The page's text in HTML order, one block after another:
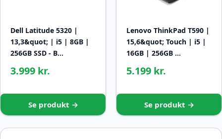
Dell Latitude 5320 |
13,3&quot; | i5 | 8GB |
256GB SSD - B…
3.999 kr.
Se produkt →
Lenovo ThinkPad T590 |
15,6&quot; Touch | i5 |
16GB | 256GB …
5.199 kr.
Se produkt →